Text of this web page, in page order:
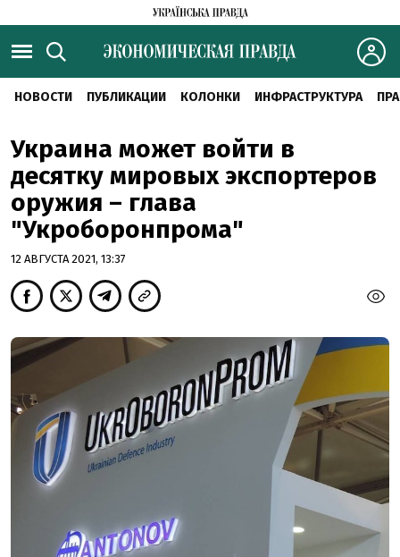
НОВОСТИ ПУБЛИКАЦИИ КОЛОНКИ ИНФРАСТРУКТУРА
Украина может войти в
десятку мировых экспортеров
оружия – глава
"Укроборонпрома"
12 АВГУСТА 2021, 13:37